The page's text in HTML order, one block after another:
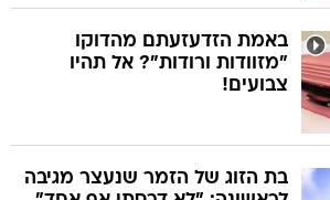
באמת הזדעזעתם מהדוקו
"מזוודות ורודות"? אל תהיו
צבועים!
בת הזוג של הזמר שנעצר מגיבה